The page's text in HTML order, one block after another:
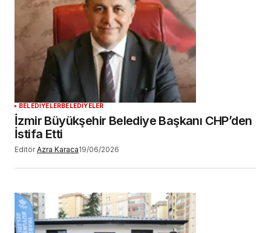
BELEDİYELERBELEDİYELER
İzmir Büyükşehir Belediye Başkanı CHP’den
İstifa Etti
Editör Azra Karaca19/06/2026